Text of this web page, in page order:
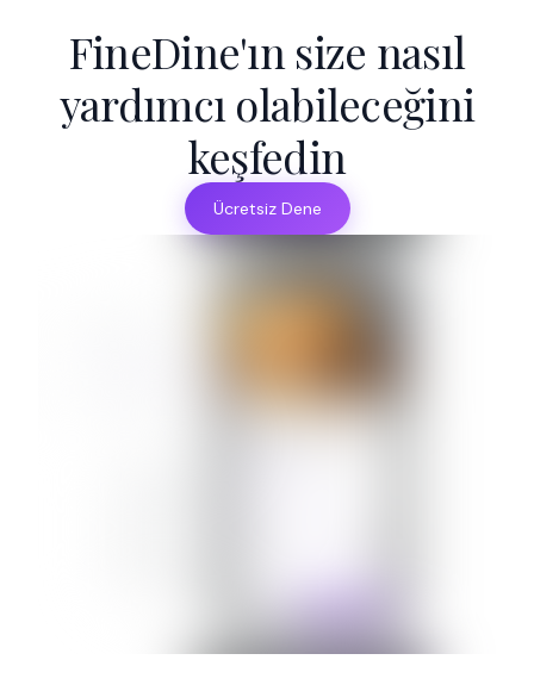
FineDine'ın size nasıl
yardımcı olabileceğini
keşfedin
Ücretsiz Dene